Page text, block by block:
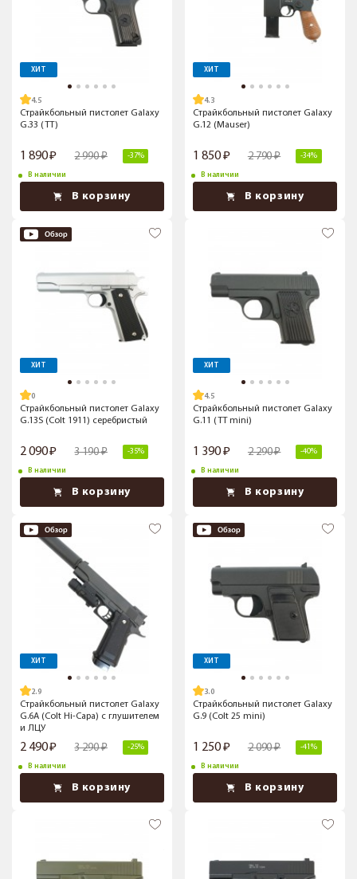
ХИТ
4.5
Страйкбольный пистолет Galaxy
G.33 (TT)
1 890 2 990 -37%
В наличии
В корзину
ХИТ
4.3
Страйкбольный пистолет Galaxy
G.12 (Mauser)
1 850 2 790 -34%
В наличии
В корзину
ХИТ
Страйкбольный пистолет Galaxy
G.13S (Colt 1911) серебристый
2 090 3 190 -35%
В наличии
В корзину
ХИТ
4.5
Страйкбольный пистолет Galaxy
G.11 (TT mini)
1 390 2 290 -40%
В наличии
В корзину
ХИТ
2.9
Страйкбольный пистолет Galaxy
G.6A (Colt Hi-Capa) с глушителем
и ЛЦУ
2 490 3 290 -25%
В наличии
В корзину
ХИТ
3.0
Страйкбольный пистолет Galaxy
G.9 (Colt 25 mini)
1 250 2 090 -41%
В наличии
В корзину